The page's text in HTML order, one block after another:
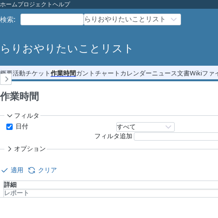
ホームプロジェクトヘルプ
検索: らりおやりたいことリスト
らりおやりたいことリスト
概要活動チケット作業時間ガントチャート カレンダーニュース文書Wikiファ
作業時間
フィルタ
日付
フィルタ追加
オプション
適用
クリア
詳細
レポート